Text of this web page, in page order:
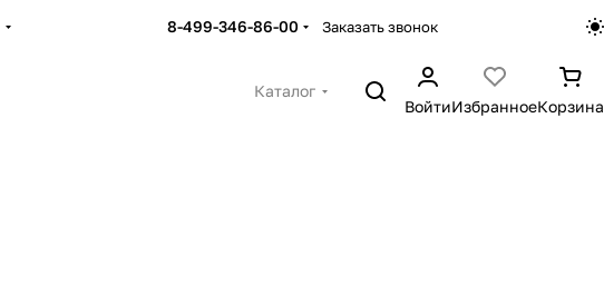
8-499-346-86-00 Заказать звонок
Каталог
ВойтиИзбранноеКорзина